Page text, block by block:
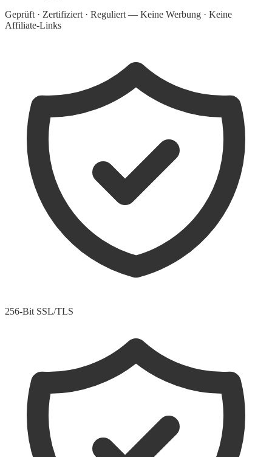
Geprüft · Zertifiziert · Reguliert — Keine Werbung · Keine
Affiliate-Links
256-Bit SSL/TLS